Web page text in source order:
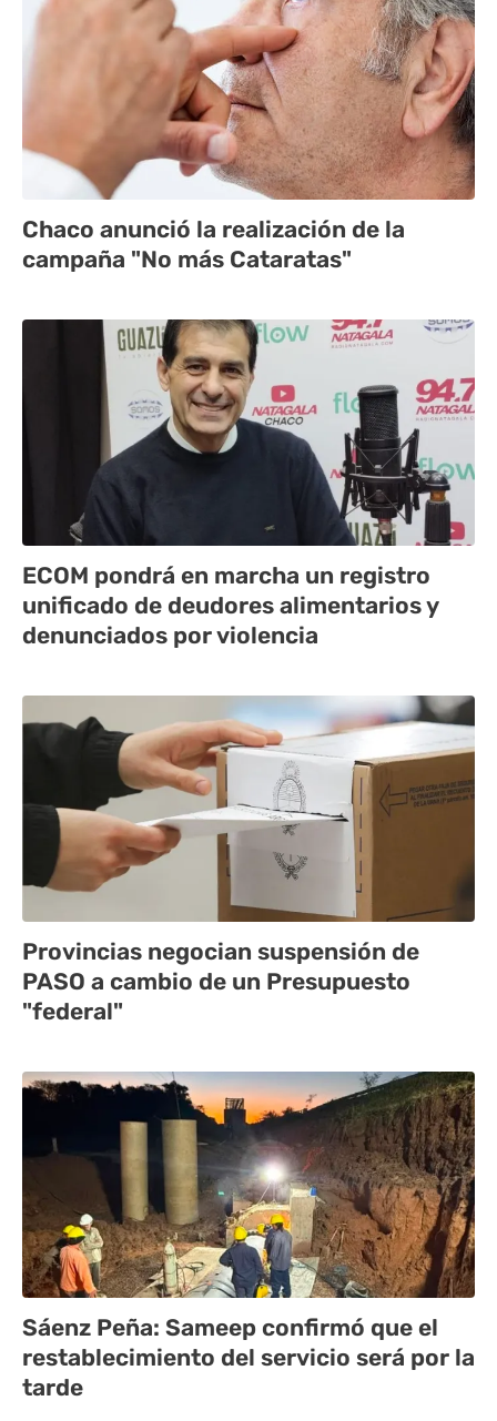
Chaco anunció la realización de la
campaña "No más Cataratas"
ECOM pondrá en marcha un registro
unificado de deudores alimentarios y
denunciados por violencia
Provincias negocian suspensión de
PASO a cambio de un Presupuesto
"federal"
Sáenz Peña: Sameep confirmó que el
restablecimiento del servicio será por la
tarde